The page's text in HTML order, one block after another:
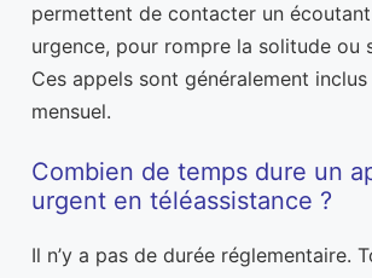
permettent de contacter un
urgence, pour rompre la solitude ou
Ces appels sont généralement
mensuel.
Combien de temps dure un
urgent en téléassistance ?
Il n’y a pas de durée réglementaire.